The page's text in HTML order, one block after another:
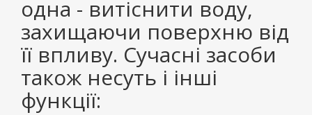
одна - витіснити воду,
захищаючи поверхню від
її впливу. Сучасні засоби
також несуть і інші
функції: